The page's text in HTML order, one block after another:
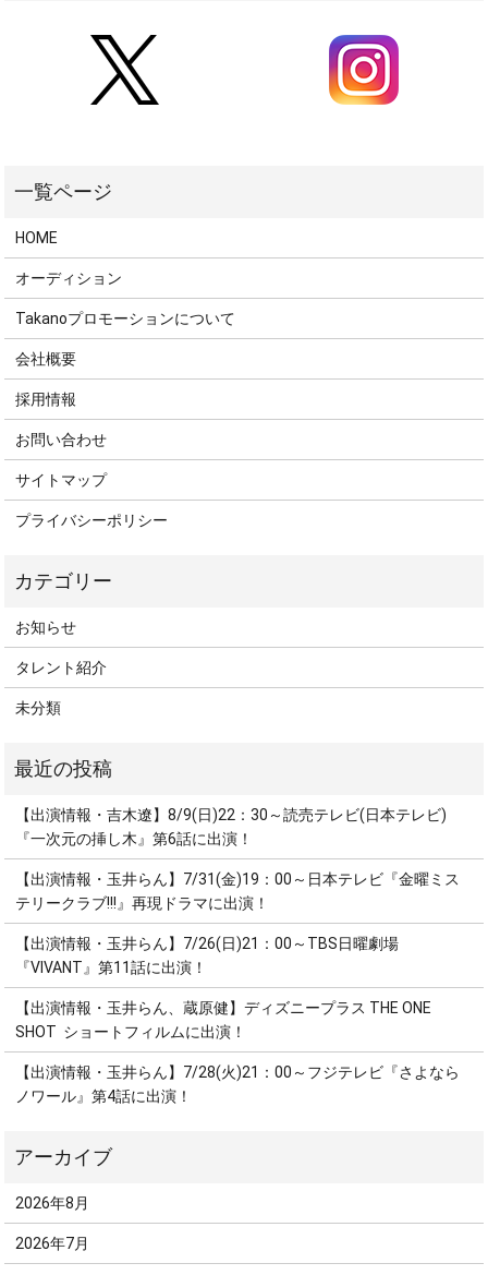
HOME
オーディション
Takanoプロモーションについて
会社概要
採用情報
お問い合わせ
サイトマップ
プライバシーポリシー
お知らせ
タレント紹介
未分類
【出演情報・吉木遼】8/9(日)22：30～読売テレビ(日本テレビ)
『一次元の挿し木』第6話に出演！
【出演情報・玉井らん】7/31(金)19：00～日本テレビ『金曜ミス
テリークラブ!!!』再現ドラマに出演！
【出演情報・玉井らん】7/26(日)21：00～TBS日曜劇場
『VIVANT』第11話に出演！
【出演情報・玉井らん、蔵原健】ディズニープラス THE ONE
SHOT ショートフィルムに出演！
【出演情報・玉井らん】7/28(火)21：00～フジテレビ『さよなら
ノワール』第4話に出演！
2026年8月
2026年7月